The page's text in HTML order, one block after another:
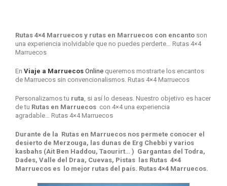
Rutas 4×4 Marruecos y rutas en Marruecos con encanto son
una experiencia inolvidable que no puedes perderte… Rutas 4×4
Marruecos
En Viaje a Marruecos Online queremos mostrarte los encantos
de Marruecos sin convencionalismos. Rutas 4×4 Marruecos
Personalizamos tu ruta, si así lo deseas. Nuestro objetivo es hacer
de tu Rutas en Marruecos con 4×4 una experiencia
agradable… Rutas 4×4 Marruecos
Durante de la Rutas en Marruecos nos permete conocer el
desierto de Merzouga, las dunas de Erg Chebbi y varios
kasbahs (Ait Ben Haddou, Taourirt… ) Gargantas del Todra,
Dades, Valle del Draa, Cuevas, Pistas las Rutas 4×4
Marruecos es lo mejor rutas del país. Rutas 4×4 Marruecos.